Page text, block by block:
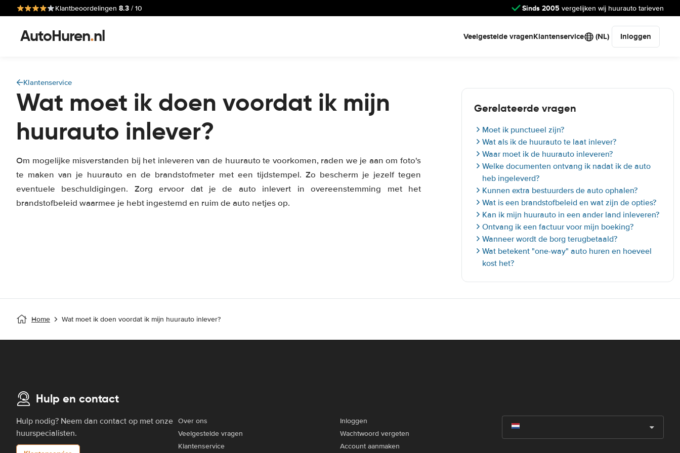
Klantbeoordelingen 8.3 / 10 Sinds 2005 vergelijken wij huurauto tarieven
AutoHuren.nl Veelgestelde vragenKlantenservice (NL) Inloggen
Klantenservice
Wat moet ik doen voordat ik mijn
huurauto inlever?
Om mogelijke misverstanden bij het inleveren van de huurauto te voorkomen, raden we je aan om foto's
te maken van je huurauto en de brandstofmeter met een tijdstempel. Zo bescherm je jezelf tegen
eventuele beschuldigingen. Zorg ervoor dat je de auto inlevert in overeenstemming met het
brandstofbeleid waarmee je hebt ingestemd en ruim de auto netjes op.
Gerelateerde vragen
Moet ik punctueel zijn?
Wat als ik de huurauto te laat inlever?
Waar moet ik de huurauto inleveren?
Welke documenten ontvang ik nadat ik de auto
heb ingeleverd?
Kunnen extra bestuurders de auto ophalen?
Wat is een brandstofbeleid en wat zijn de opties?
Kan ik mijn huurauto in een ander land inleveren?
Ontvang ik een factuur voor mijn boeking?
Wanneer wordt de borg terugbetaald?
Wat betekent "one-way" auto huren en hoeveel
kost het?
Home Wat moet ik doen voordat ik mijn huurauto inlever?
Hulp en contact
Hulp nodig? Neem dan contact op met onze
huurspecialisten.
Over ons
Veelgestelde vragen
Klantenservice
Inloggen
Wachtwoord vergeten
Account aanmaken